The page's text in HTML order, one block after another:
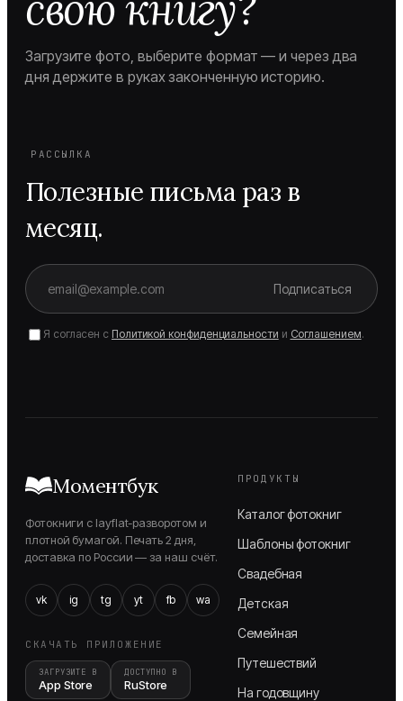
Загрузите фото, выберите формат — и через два
дня держите в руках законченную историю.
РАССЫЛКА
Полезные письма раз в
месяц.
Подписаться
Я согласен с Политикой конфиденциальности и Соглашением.
Моментбук
Фотокниги с layflat-разворотом и
плотной бумагой. Печать 2 дня,
доставка по России — за наш счёт.
vk ig tg yt fb wa
СКАЧАТЬ ПРИЛОЖЕНИЕ
ЗАГРУЗИТЕ В
App Store
ДОСТУПНО В
RuStore
ПРОДУКТЫ
Каталог фотокниг
Шаблоны фотокниг
Свадебная
Детская
Семейная
Путешествий
На годовщину